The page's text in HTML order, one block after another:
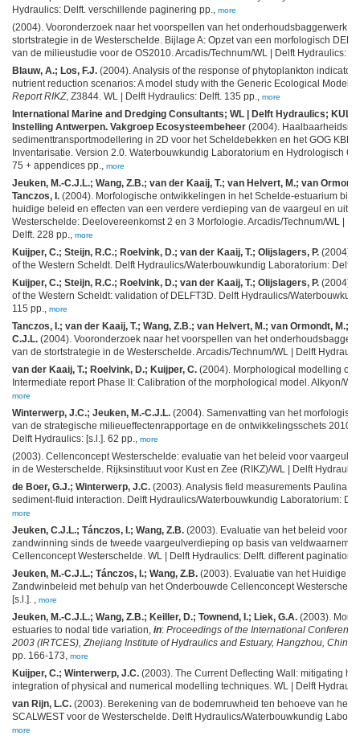
Hydraulics: Delft. verschillende paginering pp., more
(2004). Vooronderzoek naar het voorspellen van het onderhoudsbaggerwerk
stortstrategie in de Westerschelde. Bijlage A: Opzet van een morfologisch
van de milieustudie voor de OS2010. Arcadis/Technum/WL | Delft Hydraulics:
Blauw, A.; Los, F.J. (2004). Analysis of the response of phytoplankton
nutrient reduction scenarios: A model study with the Generic Ecological Model
Report RIKZ, Z3844. WL | Delft Hydraulics: Delft. 135 pp., more
International Marine and Dredging Consultants; WL | Delft Hydraulics;
Instelling Antwerpen. Vakgroep Ecosysteembeheer (2004).
sedimenttransportmodellering in 2D voor het Scheldebekken en het GOG KBR.
Inventarisatie. Version 2.0. Waterbouwkundig Laboratorium en Hydrologisch
75 + appendices pp., more
Jeuken, M.-C.J.L.; Wang, Z.B.; van der Kaaij, T.; van Helvert, M.; van
Tanczos, I. (2004). Morfologische ontwikkelingen in het Schelde-estuarium bij
huidige beleid en effecten van een verdere verdieping van de vaargeul en
Westerschelde: Deelovereenkomst 2 en 3 Morfologie. Arcadis/Technum/WL |
Delft. 228 pp., more
Kuijper, C.; Steijn, R.C.; Roelvink, D.; van der Kaaij, T.; Olijslagers, P. (2004).
of the Western Scheldt. Delft Hydraulics/Waterbouwkundig Laboratorium: Delft.
Kuijper, C.; Steijn, R.C.; Roelvink, D.; van der Kaaij, T.; Olijslagers, P. (2004).
of the Western Scheldt: validation of DELFT3D. Delft Hydraulics/
115 pp., more
Tanczos, I.; van der Kaaij, T.; Wang, Z.B.; van Helvert, M.; van Ormondt, M.;
C.J.L. (2004). Vooronderzoek naar het voorspellen van het
van de stortstrategie in de Westerschelde. Arcadis/Technum/WL | Delft
van der Kaaij, T.; Roelvink, D.; Kuijper, C. (2004). Morphological modelling of
Intermediate report Phase II: Calibration of the morphological model. Alkyon/
more
Winterwerp, J.C.; Jeuken, M.-C.J.L. (2004). Samenvatting van het
van de strategische milieueffectenrapportage en de ontwikkelingsschets 2010.
Delft Hydraulics: [s.l.]. 62 pp., more
(2003). Cellenconcept Westerschelde: evaluatie van het beleid voor
in de Westerschelde. Rijksinstituut voor Kust en Zee (RIKZ)/WL | Delft
de Boer, G.J.; Winterwerp, J.C. (2003). Analysis field measurements Paulina
sediment-fluid interaction. Delft Hydraulics/Waterbouwkundig Laboratorium:
more
Jeuken, C.J.L.; Tánczos, I.; Wang, Z.B. (2003). Evaluatie van het beleid voor
zandwinning sinds de tweede vaargeulverdieping op basis van
Cellenconcept Westerschelde. WL | Delft Hydraulics: Delft. different pagination
Jeuken, M.-C.J.L.; Tánczos, I.; Wang, Z.B. (2003). Evaluatie van het Huidige
Zandwinbeleid met behulp van het Onderbouwde Cellenconcept
[s.l.]. , more
Jeuken, M.-C.J.L.; Wang, Z.B.; Keiller, D.; Townend, I.; Liek, G.A. (2003).
estuaries to nodal tide variation, in: Proceedings of the International
2003 (IRTCES), Zhejiang Institute of Hydraulics and Estuary, Hangzhou, China,
pp. 166-173, more
Kuijper, C.; Winterwerp, J.C. (2003). The Current Deflecting Wall: mitigating
integration of physical and numerical modelling techniques. WL | Delft
van Rijn, L.C. (2003). Berekening van de bodemruwheid ten behoeve van het
SCALWEST voor de Westerschelde. Delft Hydraulics/Waterbouwkundig
more